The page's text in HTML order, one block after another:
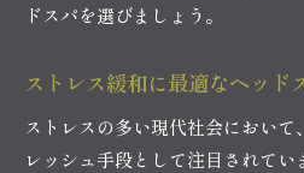
ドスパを選びましょう。
ストレス緩和に最適なヘッド
ストレスの多い現代社会におい
レッシュ手段として注目されて